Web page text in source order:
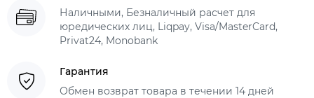
Наличными, Безналичный расчет для
юредических лиц, Liqpay, Visa/MasterCard,
Privat24, Monobank
Гарантия
Обмен возврат товара в течении 14 дней